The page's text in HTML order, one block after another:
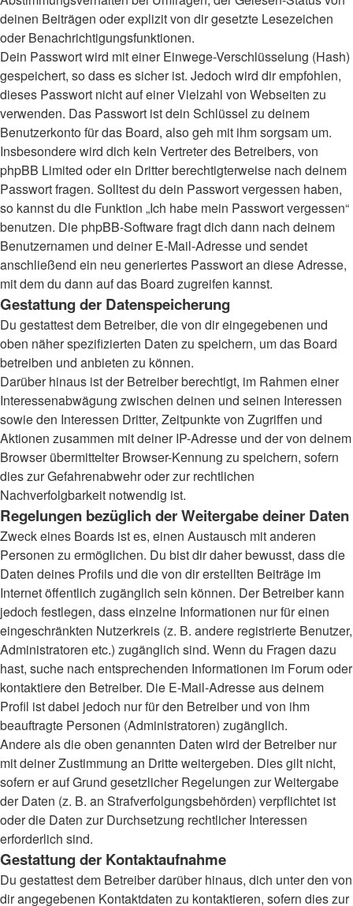
deinen Beiträgen oder explizit von dir gesetzte Lesezeichen
oder Benachrichtigungsfunktionen.
Dein Passwort wird mit einer Einwege-Verschlüsselung (Hash)
gespeichert, so dass es sicher ist. Jedoch wird dir empfohlen,
dieses Passwort nicht auf einer Vielzahl von Webseiten zu
verwenden. Das Passwort ist dein Schlüssel zu deinem
Benutzerkonto für das Board, also geh mit ihm sorgsam um.
Insbesondere wird dich kein Vertreter des Betreibers, von
phpBB Limited oder ein Dritter berechtigterweise nach deinem
Passwort fragen. Solltest du dein Passwort vergessen haben,
so kannst du die Funktion „Ich habe mein Passwort vergessen“
benutzen. Die phpBB-Software fragt dich dann nach deinem
Benutzernamen und deiner E-Mail-Adresse und sendet
anschließend ein neu generiertes Passwort an diese Adresse,
mit dem du dann auf das Board zugreifen kannst.
Gestattung der Datenspeicherung
Du gestattest dem Betreiber, die von dir eingegebenen und
oben näher spezifizierten Daten zu speichern, um das Board
betreiben und anbieten zu können.
Darüber hinaus ist der Betreiber berechtigt, im Rahmen einer
Interessenabwägung zwischen deinen und seinen Interessen
sowie den Interessen Dritter, Zeitpunkte von Zugriffen und
Aktionen zusammen mit deiner IP-Adresse und der von deinem
Browser übermittelter Browser-Kennung zu speichern, sofern
dies zur Gefahrenabwehr oder zur rechtlichen
Nachverfolgbarkeit notwendig ist.
Regelungen bezüglich der Weitergabe deiner Daten
Zweck eines Boards ist es, einen Austausch mit anderen
Personen zu ermöglichen. Du bist dir daher bewusst, dass die
Daten deines Profils und die von dir erstellten Beiträge im
Internet öffentlich zugänglich sein können. Der Betreiber kann
jedoch festlegen, dass einzelne Informationen nur für einen
eingeschränkten Nutzerkreis (z. B. andere registrierte Benutzer,
Administratoren etc.) zugänglich sind. Wenn du Fragen dazu
hast, suche nach entsprechenden Informationen im Forum oder
kontaktiere den Betreiber. Die E-Mail-Adresse aus deinem
Profil ist dabei jedoch nur für den Betreiber und von ihm
beauftragte Personen (Administratoren) zugänglich.
Andere als die oben genannten Daten wird der Betreiber nur
mit deiner Zustimmung an Dritte weitergeben. Dies gilt nicht,
sofern er auf Grund gesetzlicher Regelungen zur Weitergabe
der Daten (z. B. an Strafverfolgungsbehörden) verpflichtet ist
oder die Daten zur Durchsetzung rechtlicher Interessen
erforderlich sind.
Gestattung der Kontaktaufnahme
Du gestattest dem Betreiber darüber hinaus, dich unter den von
dir angegebenen Kontaktdaten zu kontaktieren, sofern dies zur